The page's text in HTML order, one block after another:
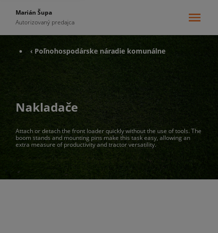
Marián Šupa
Autorizovaný predajca
‹ Poľnohospodárske náradie komunálne
Nakladače
Attach or detach the front loader quickly without the use of tools. The
boom stands and mounting pins make this task easy, allowing an
extra measure of productivity and tractor versatility.